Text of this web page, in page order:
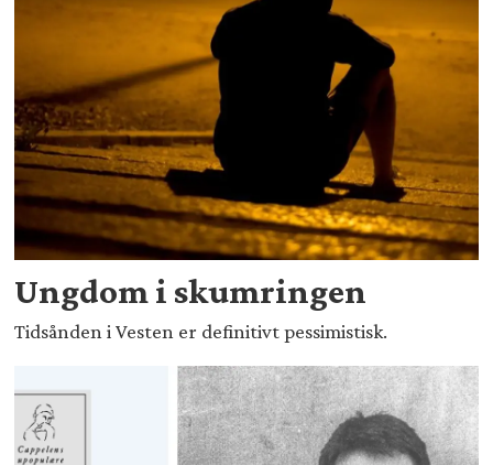
Ungdom i skumringen
Tidsånden i Vesten er definitivt pessimistisk.